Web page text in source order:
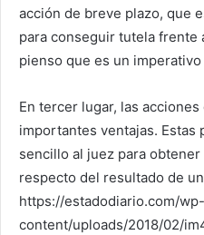
acción de breve plazo, que
para conseguir tutela frente
pienso que es un
En tercer lugar, las
importantes ventajas. Estas
sencillo al juez para
respecto del resultado de
https://estadodiario.com/wp-
content/uploads/2018/02/